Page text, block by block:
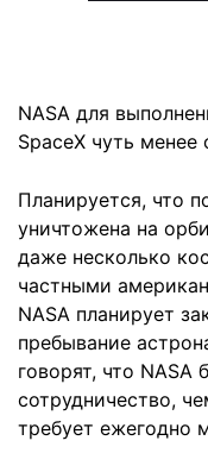
NASA для
SpaceX чуть
Планируется, что
уничтожена на
даже несколько
частными
NASA планирует
пребывание
говорят, что NASA
сотрудничество,
требует ежегодно